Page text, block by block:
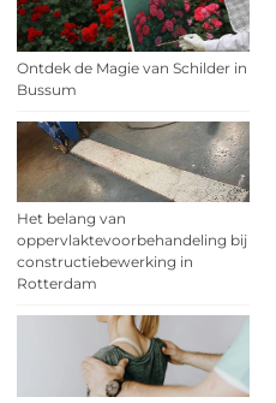
Ontdek de Magie van Schilder in
Bussum
Het belang van
oppervlaktevoorbehandeling bij
constructiebewerking in
Rotterdam